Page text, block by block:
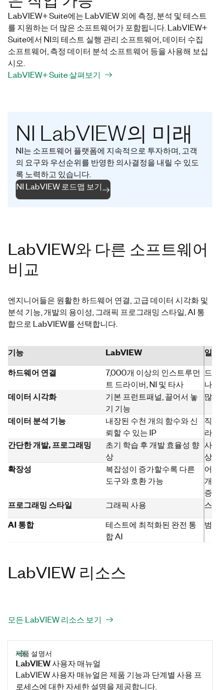
LabVIEW+ Suite에는 LabVIEW 외에 측정, 분석 및 테스트
를 지원하는 더 많은 소프트웨어가 포함됩니다. LabVIEW+
Suite에서 NI의 테스트 실행 관리 소프트웨어, 데이터 수집
소프트웨어, 측정 데이터 분석 소프트웨어 등을 사용해 보십
시오.
LabVIEW+ Suite 살펴보기
NI LabVIEW의 미래
NI는 소프트웨어 플랫폼에 지속적으로 투자하며, 고객
의 요구와 우선순위를 반영한 의사결정을 내릴 수 있도
록 노력하고 있습니다.
NI LabVIEW 로드맵 보기
LabVIEW와 다른 소프트웨어
비교
엔지니어들은 원활한 하드웨어 연결, 고급 데이터 시각화 및
분석 기능, 개발의 용이성, 그래픽 프로그래밍 스타일, AI 통
합으로 LabVIEW를 선택합니다.
기능 LabVIEW
일
하드웨어 연결
7,000개 이상의 인스트루먼
트 드라이버, NI 및 타사
드
나
데이터 시각화
기본 프런트패널, 끌어서 놓
기 기능
많
데이터 분석 기능
내장된 수천 개의 함수와 신
뢰할 수 있는 IP
직
라
간단한 개발, 프로그래밍
초기 학습 후 개발 효율성 향
상
사
상
확장성
복잡성이 증가할수록 다른
도구와 호환 가능
어
개
증
프로그래밍 스타일 그래픽 사용 스
AI 통합
테스트에 최적화된 완전 통
합 AI
범
LabVIEW 리소스
모든 LabVIEW 리소스 보기
제품 설명서
LabVIEW 사용자 매뉴얼
LabVIEW 사용자 매뉴얼은 제품 기능과 단계별 사용 프
로세스에 대한 자세한 설명을 제공합니다.